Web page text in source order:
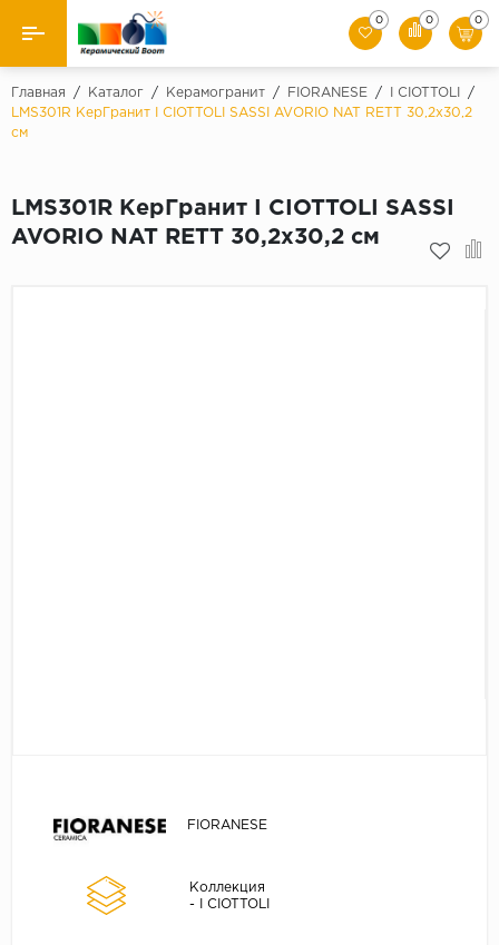
Назад
Производители
Керамогранит
0 0 0
Главная / Каталог / Керамогранит / FIORANESE / I CIOTTOLI
/
LMS301R КерГранит I CIOTTOLI SASSI AVORIO NAT RETT 30,2x30,2
см
LMS301R КерГранит I CIOTTOLI SASSI
AVORIO NAT RETT 30,2x30,2 см
FIORANESE
Коллекция
- I CIOTTOLI